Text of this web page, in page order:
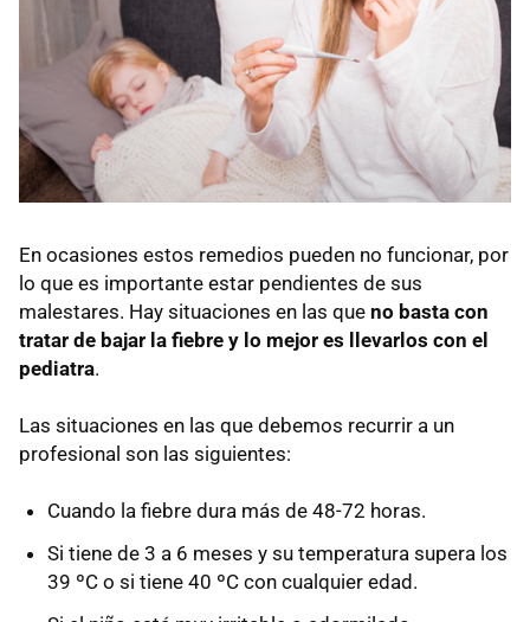
En ocasiones estos remedios pueden no funcionar, por
lo que es importante estar pendientes de sus
malestares. Hay situaciones en las que no basta con
tratar de bajar la fiebre y lo mejor es llevarlos con el
pediatra.
Las situaciones en las que debemos recurrir a un
profesional son las siguientes:
Cuando la fiebre dura más de 48-72 horas.
Si tiene de 3 a 6 meses y su temperatura supera los
39 ºC o si tiene 40 ºC con cualquier edad.